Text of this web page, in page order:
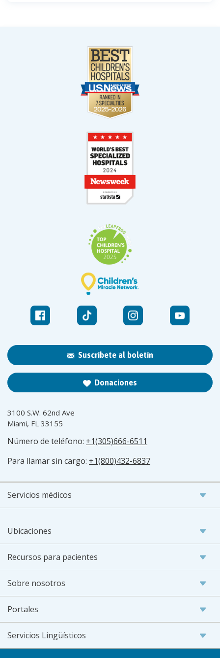
Suscríbete al boletín
Donaciones
3100 S.W. 62nd Ave
Miami, FL 33155
Número de teléfono: +1(305)666-6511
Para llamar sin cargo: +1(800)432-6837
Servicios médicos
Ubicaciones
Recursos para pacientes
Sobre nosotros
Portales
Servicios Lingüísticos